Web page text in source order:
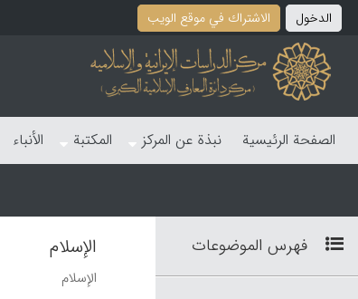
الدخول الاشتراك في موقع الویب
الصفحة الرئیسیة نبذة عن المرکز المکتبة الأنباء
فهرس الموضوعات الإسلام
الإسلام